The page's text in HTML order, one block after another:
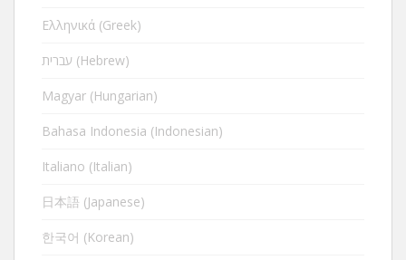
Ελληνικά (Greek)
עברית (Hebrew)
Magyar (Hungarian)
Bahasa Indonesia (Indonesian)
Italiano (Italian)
日本語 (Japanese)
한국어 (Korean)